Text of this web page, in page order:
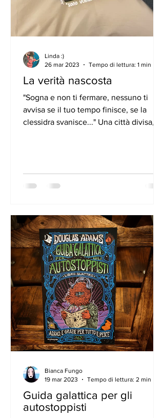
La verità nascosta
"Sogna e non ti fermare, nessuno ti
avvisa se il tuo tempo finisce, se la
clessidra svanisce..." Una città divisa, i
Linda :)
26 mar 2023
Tempo di lettura: 1 min
Guida galattica per gli
autostoppisti
Bianca Fungo
19 mar 2023
Tempo di lettura: 2 min